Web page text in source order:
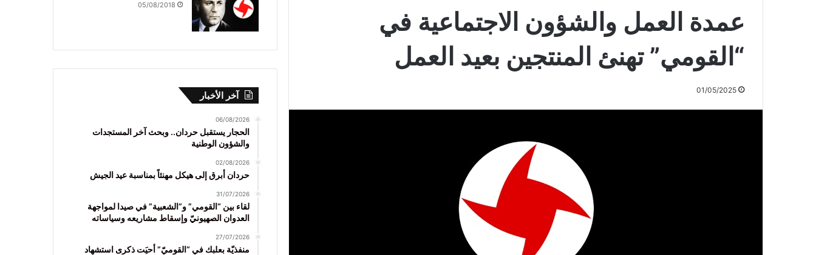
عمدة العمل والشؤون الاجتماعية في
“القومي” تهنئ المنتجين بعيد العمل
01/05/2025
05/08/2018
آخر الأخبار
06/08/2026
الحجار يستقبل حردان.. وبحث آخر المستجدات
والشؤون الوطنية
02/08/2026
حردان أبرق إلى هيكل مهنئاً بمناسبة عيد الجيش
31/07/2026
لقاء بين “القومي” و”الشعبية” في صيدا لمواجهة
العدوان الصهيونيّ وإسقاط مشاريعه وسياساته
27/07/2026
منفذيّة بعلبك في “القوميّ” أحيَت ذكرى استشهاد